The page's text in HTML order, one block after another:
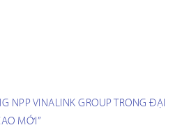
NPP VINALINK GROUP TRONG ĐẠI
MỚI”